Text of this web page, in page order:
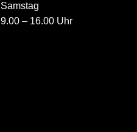
Samstag
9.00 – 16.00 Uhr